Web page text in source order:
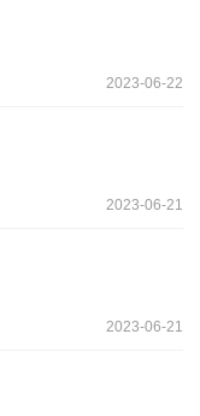
2023-06-22
2023-06-21
2023-06-21